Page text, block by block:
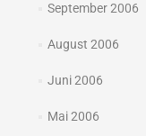
September 2006
August 2006
Juni 2006
Mai 2006